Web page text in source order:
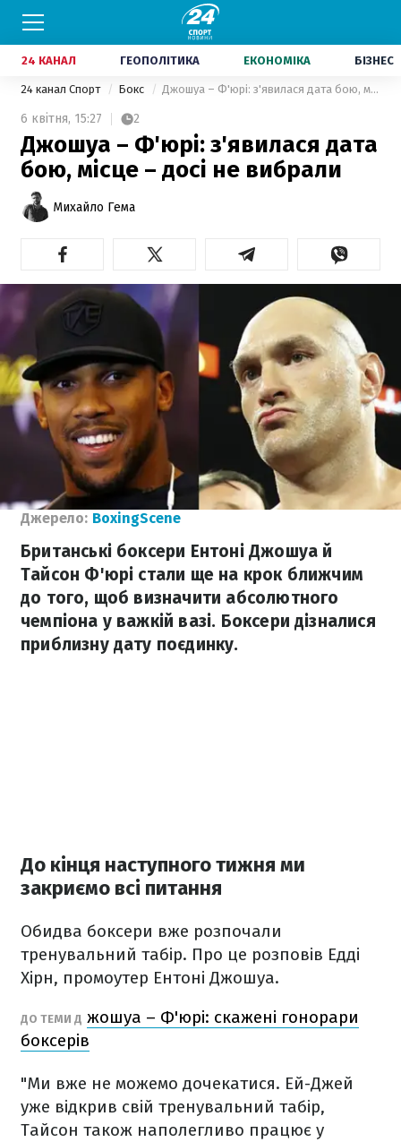
24 КАНАЛ ГЕОПОЛІТИКА ЕКОНОМІКА БІЗНЕС
24 канал Спорт Бокс Джошуа – Ф'юрі: з'явилася дата бою, місце – досі не вибрали
6 квітня, 15:27 2
Джошуа – Ф'юрі: з'явилася дата
бою, місце – досі не вибрали
Михайло Гема
Джерело: BoxingScene
Британські боксери Ентоні Джошуа й
Тайсон Ф'юрі стали ще на крок ближчим
до того, щоб визначити абсолютного
чемпіона у важкій вазі. Боксери дізналися
приблизну дату поєдинку.
До кінця наступного тижня ми
закриємо всі питання
Обидва боксери вже розпочали
тренувальний табір. Про це розповів Едді
Хірн, промоутер Ентоні Джошуа.
ДО ТЕМИ Д жошуа – Ф'юрі: скажені гонорари
боксерів
"Ми вже не можемо дочекатися. Ей-Джей
уже відкрив свій тренувальний табір,
Тайсон також наполегливо працює у